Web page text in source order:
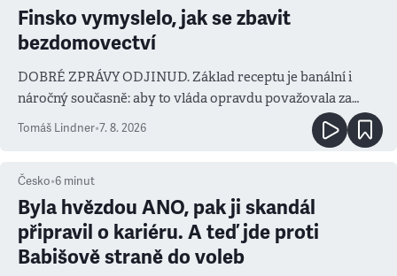
Finsko vymyslelo, jak se zbavit
bezdomovectví
DOBRÉ ZPRÁVY ODJINUD. Základ receptu je banální i
náročný současně: aby to vláda opravdu považovala za
prioritu
Tomáš Lindner•7. 8. 2026
Česko•6 minut
Byla hvězdou ANO, pak ji skandál
připravil o kariéru. A teď jde proti
Babišově straně do voleb